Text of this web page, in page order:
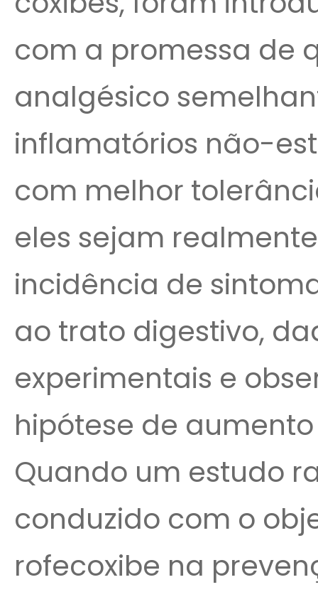
com a promessa de
analgésico
inflamatórios não-
com melhor
eles sejam
incidência de
ao trato digestivo,
experimentais e
hipótese de
Quando um estudo
conduzido com o
rofecoxibe na